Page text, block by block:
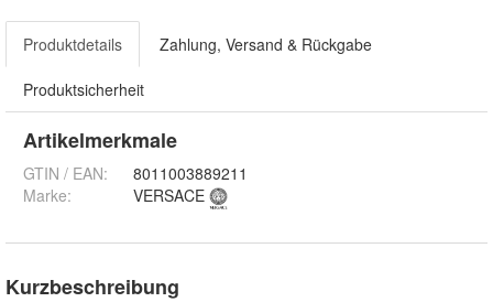
Produktdetails Zahlung, Versand & Rückgabe
Produktsicherheit
Artikelmerkmale
GTIN / EAN:
8011003889211
Marke:
VERSACE
Kurzbeschreibung